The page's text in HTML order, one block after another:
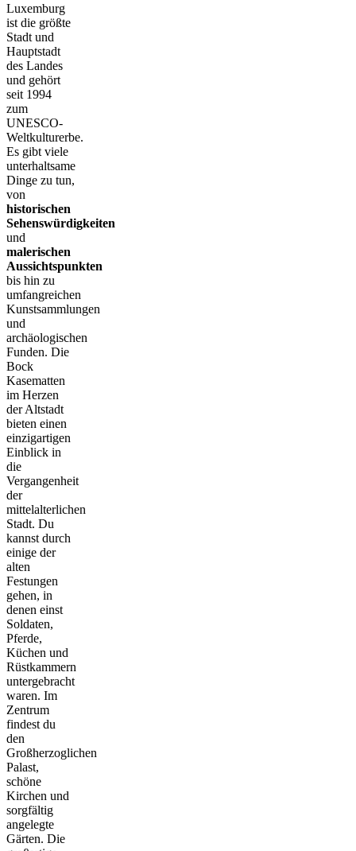
Luxemburg
ist die größte
Stadt und
Hauptstadt
des Landes
und gehört
seit 1994
zum
UNESCO-
Weltkulturerbe.
Es gibt viele
unterhaltsame
Dinge zu tun,
von
historischen
Sehenswürdigkeiten
und
malerischen
Aussichtspunkten
bis hin zu
umfangreichen
Kunstsammlungen
und
archäologischen
Funden. Die
Bock
Kasematten
im Herzen
der Altstadt
bieten einen
einzigartigen
Einblick in
die
Vergangenheit
der
mittelalterlichen
Stadt. Du
kannst durch
einige der
alten
Festungen
gehen, in
denen einst
Soldaten,
Pferde,
Küchen und
Rüstkammern
untergebracht
waren. Im
Zentrum
findest du
den
Großherzoglichen
Palast,
schöne
Kirchen und
sorgfältig
angelegte
Gärten. Die